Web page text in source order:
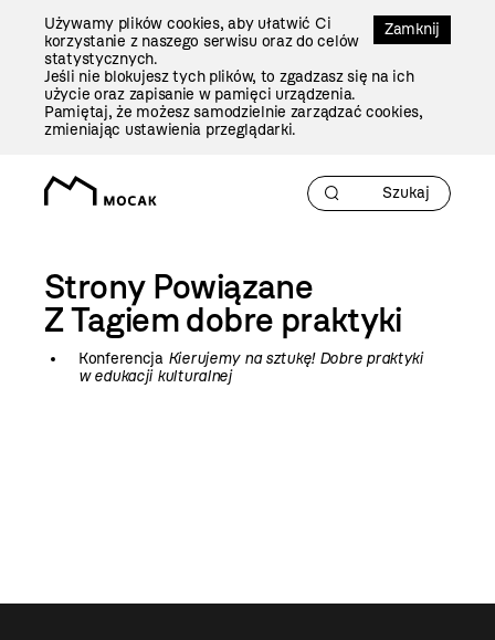
Zamknij
Używamy plików cookies, aby ułatwić Ci
korzystanie z naszego serwisu oraz do celów
statystycznych.
Jeśli nie blokujesz tych plików, to zgadzasz się na ich
użycie oraz zapisanie w pamięci urządzenia.
Pamiętaj, że możesz samodzielnie zarządzać cookies,
zmieniając ustawienia przeglądarki.
Strony Powiązane
Z Tagiemdobre praktyki
Konferencja Kierujemy na sztukę! Dobre praktyki
w edukacji kulturalnej